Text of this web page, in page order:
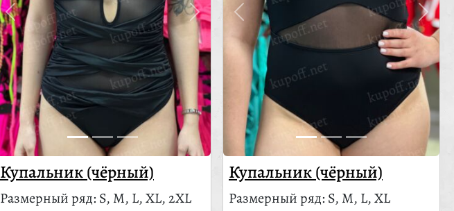
Купальник (чёрный)
Размерный ряд: S, M, L, XL, 2XL
Купальник (чёрный)
Размерный ряд: S, M, L, XL